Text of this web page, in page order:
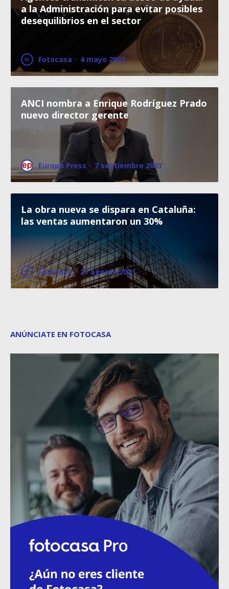
a la Administración para evitar posibles
desequilibrios en el sector
Fotocasa · 4 mayo 2022
ANCI nombra a Enrique Rodríguez Prado
nuevo director gerente
Europa Press · 7 septiembre 2021
La obra nueva se dispara en Cataluña:
las ventas aumentaron un 30%
Fotocasa · 27 agosto 2021
ANÚNCIATE EN FOTOCASA